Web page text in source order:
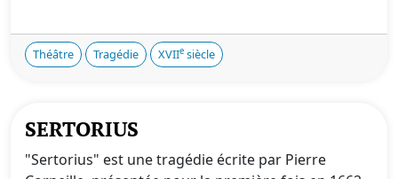
Théâtre Tragédie XVIIe siècle
SERTORIUS
"Sertorius" est une tragédie écrite par Pierre